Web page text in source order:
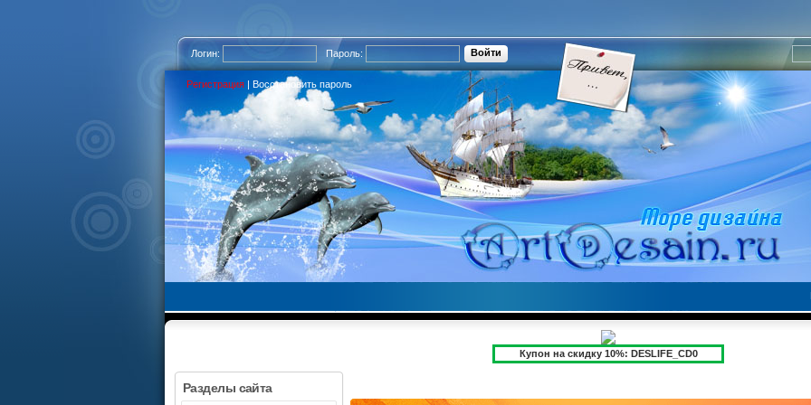
Логин: Пароль:
Регистрация | Восстановить пароль
Купон на скидку 10%: DESLIFE_CD0
Разделы сайта